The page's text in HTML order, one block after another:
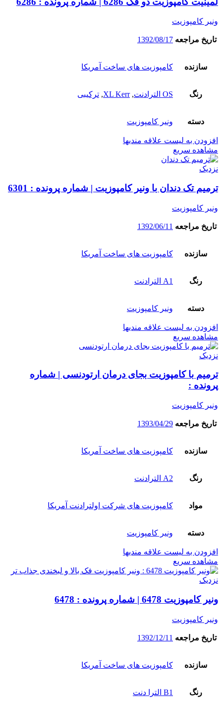
ونیر کامپوزیت
تاریخ مراجعه 1392/08/17
سازنده کامپوزیت های ساخت آمریکا
رنگ OS الترادنت ,
XL Kerr
, ترکیبی
دسته ونیر کامپوزیت
افزودن به لیست علاقه مندیها
مشاهده سریع
نزدیک
ترمیم تک دندان با ونیر کامپوزیت | شماره پرونده : 6301
ونیر کامپوزیت
تاریخ مراجعه 1392/06/11
سازنده کامپوزیت های ساخت آمریکا
رنگ A1 الترادنت
دسته ونیر کامپوزیت
افزودن به لیست علاقه مندیها
مشاهده سریع
نزدیک
ترمیم با کامپوزیت بجای درمان ارتودنسی | شماره
پرونده :
ونیر کامپوزیت
تاریخ مراجعه 1393/04/29
سازنده کامپوزیت های ساخت آمریکا
رنگ A2 الترادنت
مواد کامپوزیت های شرکت اولترادنت آمریکا
دسته ونیر کامپوزیت
افزودن به لیست علاقه مندیها
مشاهده سریع
نزدیک
ونیر کامپوزیت 6478 | شماره پرونده : 6478
ونیر کامپوزیت
تاریخ مراجعه 1392/12/11
سازنده کامپوزیت های ساخت آمریکا
رنگ B1 الترا دنت